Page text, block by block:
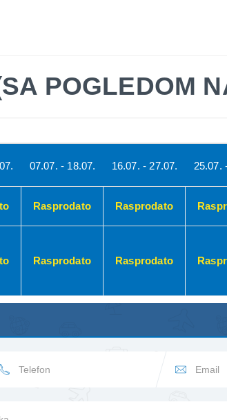
POGLEDOM
07.07. - 18.07. 16.07. - 27.07. 25.07.
Rasprodato Rasprodato
Rasprodato Rasprodato